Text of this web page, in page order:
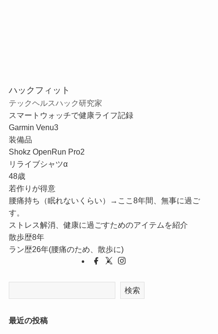
ハックフィット
テックヘルスハック研究家
スマートウォッチで健康ライフ記録
Garmin Venu3
装備品
Shokz OpenRun Pro2
リライブシャツα
48歳
若作りが得意
腰痛持ち（眠れないくらい）→ここ8年間、無事に過ご
す。
ストレス解消、健康に過ごすためのアイテムを紹介
散歩歴8年
ラン歴26年(腰痛のため、散歩に)
検索
最近の投稿